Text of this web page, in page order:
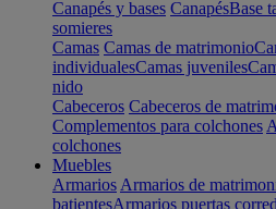
Canapés y bases CanapésBase
somieres
Camas Camas de matrimonio
individualesCamas juveniles
nido
Cabeceros Cabeceros de
Complementos para colchones
colchones
Muebles
Armarios Armarios de
batientesArmarios puertas